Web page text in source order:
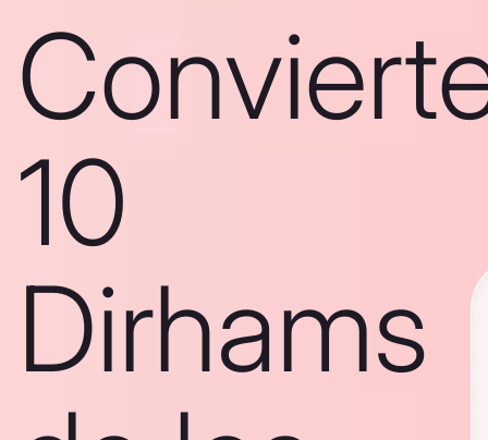
10
Dirhams